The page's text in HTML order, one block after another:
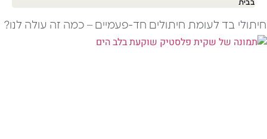
בבית
חיתולי בד לעומת חיתולים חד-פעמיים – כמה זה עולה לנו?